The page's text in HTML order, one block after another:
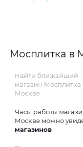
Мосплитка в
Найти ближайший
магазин Мосплитка
Москве
Часы работы
Москве можно
магазинов